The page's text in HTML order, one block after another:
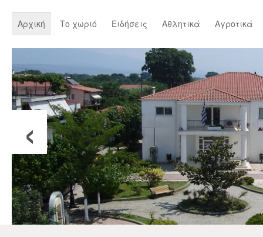
Αρχική Το χωριό Ειδήσεις Αθλητικά Αγροτικά
‹